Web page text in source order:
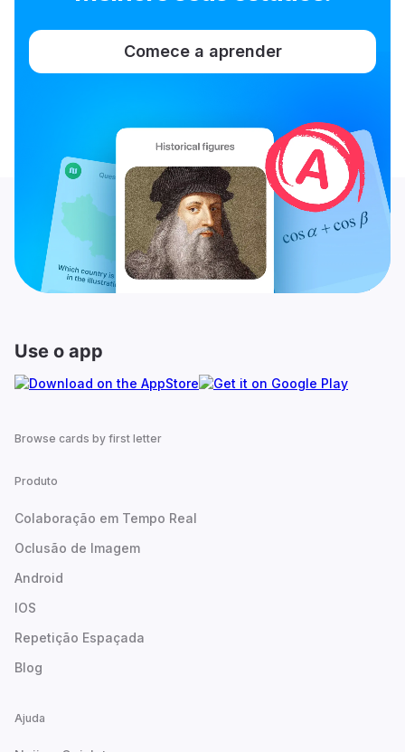
Comece a aprender
Use o app
Browse cards by first letter
Produto
Colaboração em Tempo Real
Oclusão de Imagem
Android
IOS
Repetição Espaçada
Blog
Ajuda